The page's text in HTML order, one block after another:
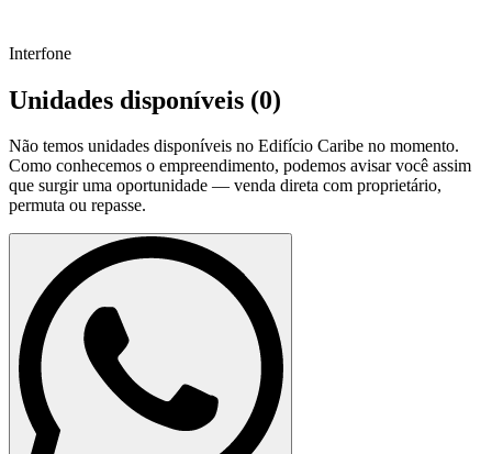
Interfone
Unidades disponíveis (0)
Não temos unidades disponíveis no Edifício Caribe no momento.
Como conhecemos o empreendimento, podemos avisar você assim
que surgir uma oportunidade — venda direta com proprietário,
permuta ou repasse.